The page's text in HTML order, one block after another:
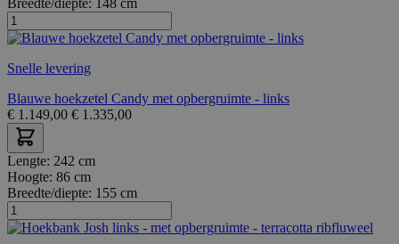
Snelle levering
Blauwe hoekzetel Candy met opbergruimte - links
€ 1.149,00 € 1.335,00
Lengte: 242 cm
Hoogte: 86 cm
Breedte/diepte: 155 cm